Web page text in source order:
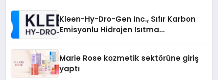
Kleen-Hy-Dro-Gen Inc., Sıfır Karbon
Emisyonlu Hidrojen Isıtma
Marie Rose kozmetik sektörüne giriş
yaptı